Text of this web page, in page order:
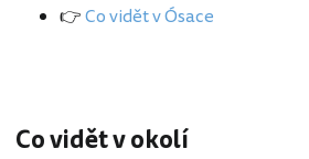
👉Co vidět v Ósace
Co vidět v okolí